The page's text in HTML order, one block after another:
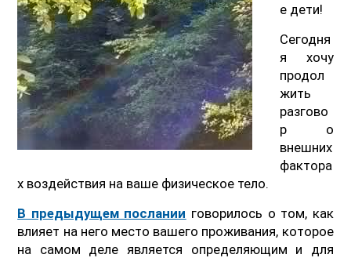
е дети!
Сегодня
я хочу
продол
жить
разгово
р о
внешних
фактора
х воздействия на ваше физическое тело.
В предыдущем послании говорилось о том, как
влияет на него место вашего проживания, которое
на самом деле является определяющим и для